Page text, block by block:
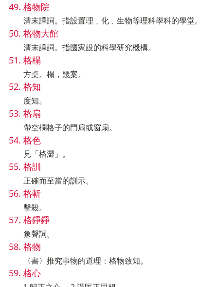
格物院
清末譯詞。指設置理﹑化﹑生物等理科學科的學堂。
格物大館
清末譯詞。指國家設的科學研究機構。
格榻
方桌。榻，幾案。
格知
度知。
格扇
帶空欄格子的門扇或窗扇。
格色
見「格澀」。
格訓
正確而至當的訓示。
格斬
擊殺。
格錚錚
象聲詞。
格物
〈書〉推究事物的道理：格物致知。
格心